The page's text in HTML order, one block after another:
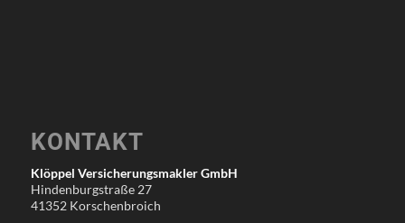
KONTAKT
Klöppel Versicherungsmakler GmbH
Hindenburgstraße 27
41352 Korschenbroich